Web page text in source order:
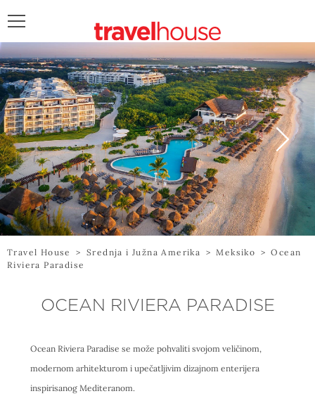
POŠALJITE UPIT
Travel House > Srednja i Južna Amerika > Meksiko > Ocean
Riviera Paradise
OCEAN RIVIERA PARADISE
Ocean Riviera Paradise se može pohvaliti svojom veličinom,
modernom arhitekturom i upečatljivim dizajnom enterijera
inspirisanog Mediteranom.